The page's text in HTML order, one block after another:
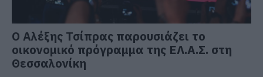
Ο Αλέξης Τσίπρας παρουσιάζει το
οικονομικό πρόγραμμα της ΕΛ.Α.Σ. στη
Θεσσαλονίκη